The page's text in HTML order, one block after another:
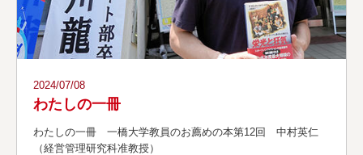
2024/07/08
わたしの一冊
わたしの一冊 一橋大学教員のお薦めの本第12回 中村英仁
（経営管理研究科准教授）